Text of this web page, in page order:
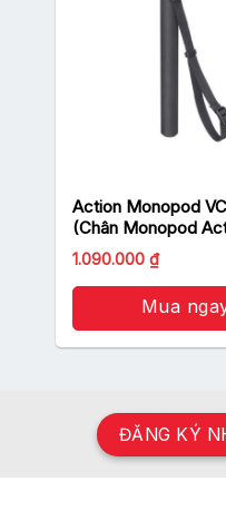
Action Monopod
(Chân Monopod
1.090.000₫
Mua
ĐĂNG KÝ